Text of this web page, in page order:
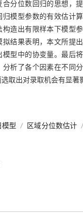
合分位数回归的思想，
归模型参数的有效估计
构造出有限样本下模型
拟结果表明，本文所提
模型中的协变量。最后
分析了各个因素在不同
取出对录取机会有显著
模型 / 区域分位数估计 /